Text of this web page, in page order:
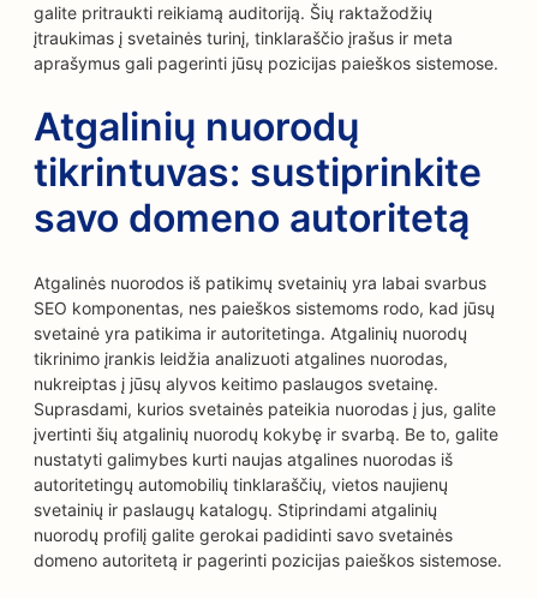
galite pritraukti reikiamą auditoriją. Šių raktažodžių
įtraukimas į svetainės turinį, tinklaraščio įrašus ir meta
aprašymus gali pagerinti jūsų pozicijas paieškos sistemose.
Atgalinių nuorodų
tikrintuvas: sustiprinkite
savo domeno autoritetą
Atgalinės nuorodos iš patikimų svetainių yra labai svarbus
SEO komponentas, nes paieškos sistemoms rodo, kad jūsų
svetainė yra patikima ir autoritetinga. Atgalinių nuorodų
tikrinimo įrankis leidžia analizuoti atgalines nuorodas,
nukreiptas į jūsų alyvos keitimo paslaugos svetainę.
Suprasdami, kurios svetainės pateikia nuorodas į jus, galite
įvertinti šių atgalinių nuorodų kokybę ir svarbą. Be to, galite
nustatyti galimybes kurti naujas atgalines nuorodas iš
autoritetingų automobilių tinklaraščių, vietos naujienų
svetainių ir paslaugų katalogų. Stiprindami atgalinių
nuorodų profilį galite gerokai padidinti savo svetainės
domeno autoritetą ir pagerinti pozicijas paieškos sistemose.